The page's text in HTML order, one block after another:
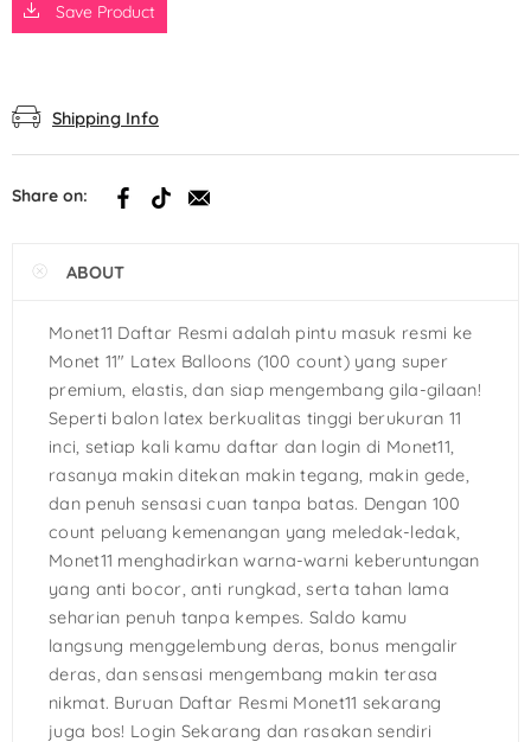
Save Product
Shipping Info
Share on:
ABOUT
Monet11 Daftar Resmi adalah pintu masuk resmi ke
Monet 11″ Latex Balloons (100 count) yang super
premium, elastis, dan siap mengembang gila-gilaan!
Seperti balon latex berkualitas tinggi berukuran 11
inci, setiap kali kamu daftar dan login di Monet11,
rasanya makin ditekan makin tegang, makin gede,
dan penuh sensasi cuan tanpa batas. Dengan 100
count peluang kemenangan yang meledak-ledak,
Monet11 menghadirkan warna-warni keberuntungan
yang anti bocor, anti rungkad, serta tahan lama
seharian penuh tanpa kempes. Saldo kamu
langsung menggelembung deras, bonus mengalir
deras, dan sensasi mengembang makin terasa
nikmat. Buruan Daftar Resmi Monet11 sekarang
juga bos! Login Sekarang dan rasakan sendiri